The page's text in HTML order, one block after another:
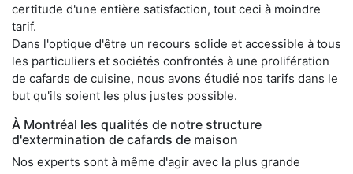
certitude d'une entière satisfaction, tout ceci à moindre
tarif.
Dans l'optique d'être un recours solide et accessible à tous
les particuliers et sociétés confrontés à une prolifération
de cafards de cuisine, nous avons étudié nos tarifs dans le
but qu'ils soient les plus justes possible.
À Montréal les qualités de notre structure
d'extermination de cafards de maison
Nos experts sont à même d'agir avec la plus grande